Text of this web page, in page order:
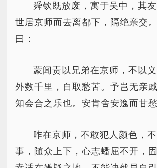
舜钦既放废，寓于吴中，其
世居京师而去离都下，隔绝亲交
曰：
蒙闻责以兄弟在京师，不以
外数千里，自取愁苦。予岂无亲
知会合之乐也。安肯舍安逸而甘愁
昨在京师，不敢犯人颜色，
事，随众上下，心志蟠屈不开，